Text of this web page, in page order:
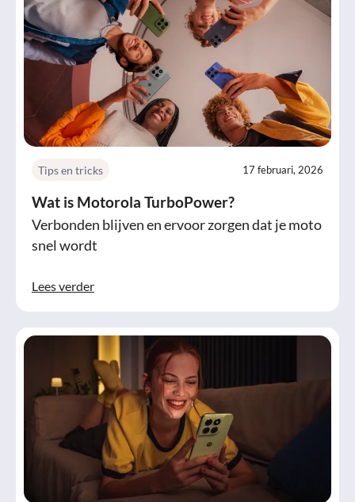
Tips en tricks 17 februari, 2026
Wat is Motorola TurboPower?
Verbonden blijven en ervoor zorgen dat je moto
snel wordt
Lees verder